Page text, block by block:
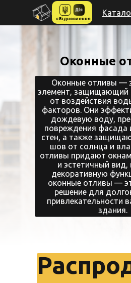
єВідновлення
Оконные
Оконные отливы —
элемент, защищающий
от воздействия
факторов. Они
дождевую воду,
повреждения фасада
стен, а также
шов от солнца и
отливы придают
и эстетичный
декоративную
оконные отливы —
решение для
привлекательности
здания.